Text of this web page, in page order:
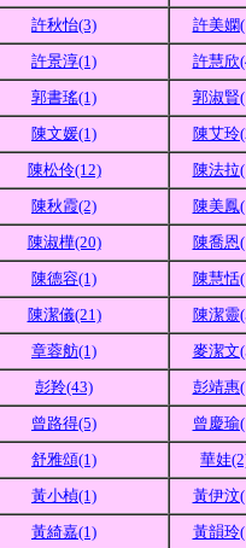
許秋怡(3)
許美嫻
許景淳(1)
許慧欣
郭書瑤(1)
郭淑賢
陳文媛(1)
陳艾玲
陳松伶(12)
陳法拉
陳秋霞(2)
陳美鳳
陳淑樺(20)
陳喬恩
陳德容(1)
陳慧恬
陳潔儀(21)
陳潔靈
章蓉舫(1)
麥潔文
彭羚(43)
彭靖惠
曾路得(5)
曾慶瑜
舒雅頌(1)
華娃
黃小楨(1)
黃伊汶
黃綺嘉(1) 黃韻玲